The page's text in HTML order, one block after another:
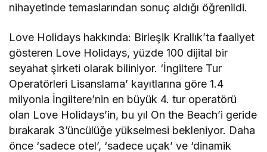
nihayetinde temaslarından sonuç aldığı öğrenildi.
Love Holidays hakkında: Birleşik Krallık’ta faaliyet
gösteren Love Holidays, yüzde 100 dijital bir
seyahat şirketi olarak biliniyor. ‘İngiltere Tur
Operatörleri Lisanslama’ kayıtlarına göre 1.4
milyonla İngiltere’nin en büyük 4. tur operatörü
olan Love Holidays’in, bu yıl On the Beach’i geride
bırakarak 3’üncülüğe yükselmesi bekleniyor. Daha
önce ‘sadece otel’, ‘sadece uçak’ ve ‘dinamik